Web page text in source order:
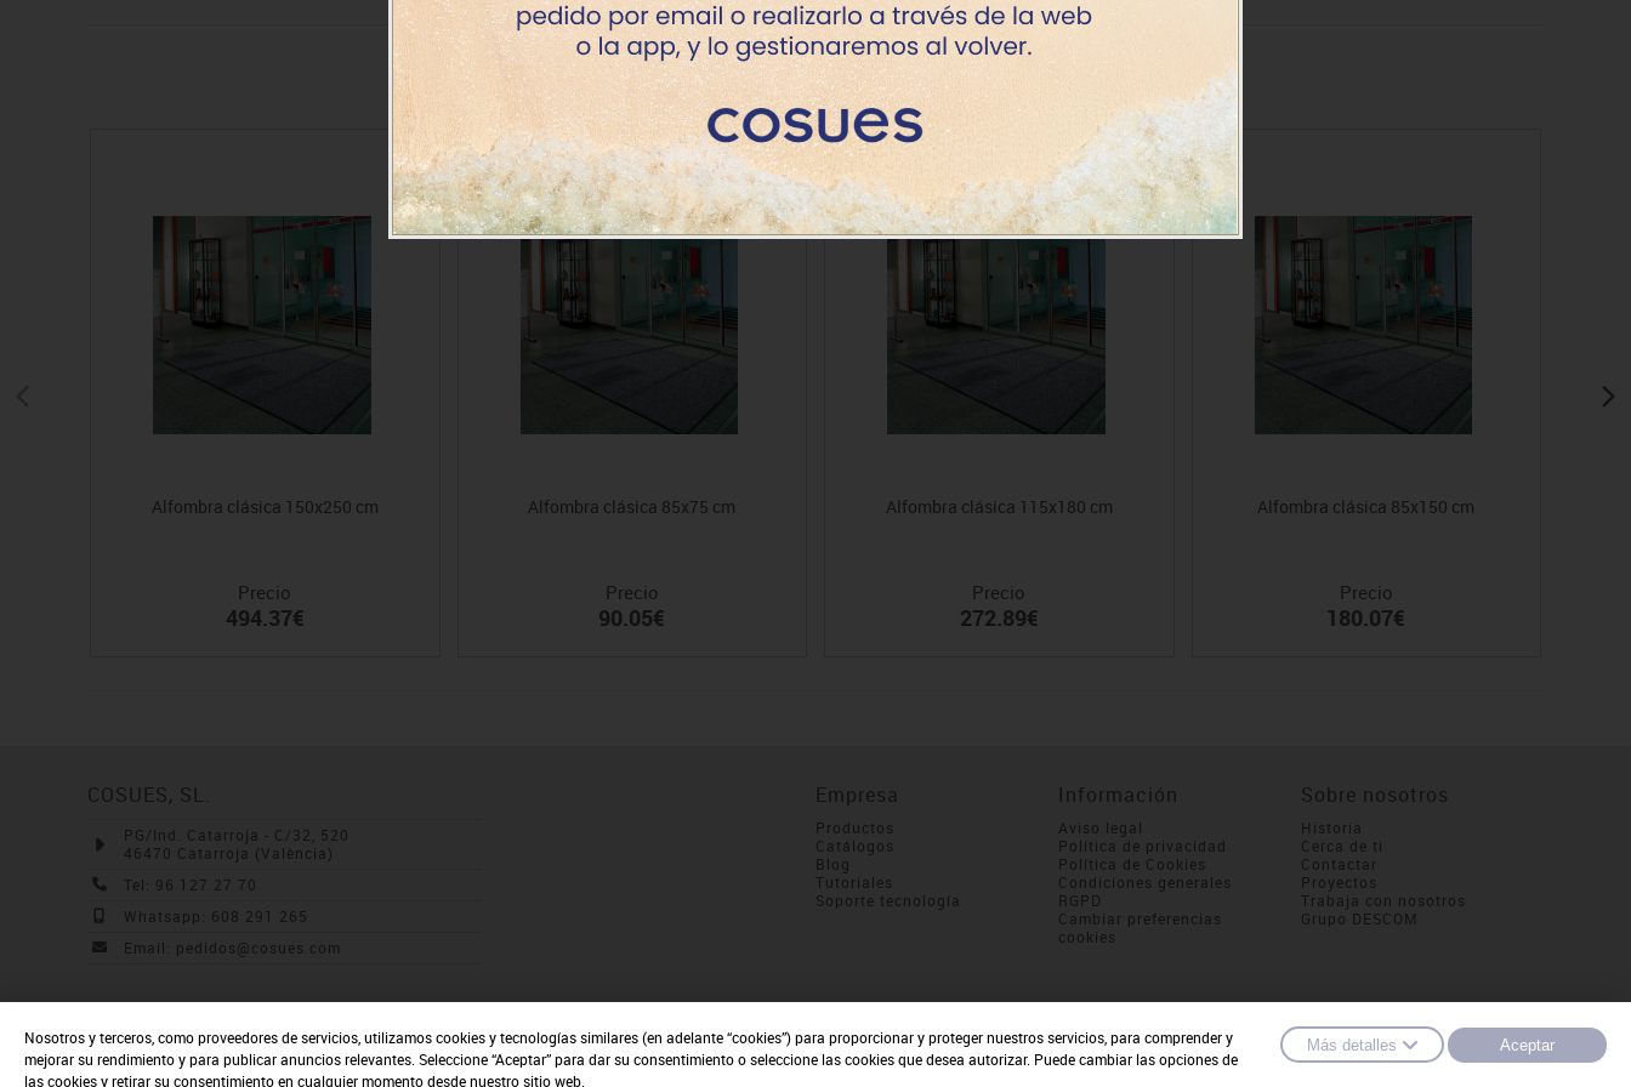
Productos de la misma categoría
Alfombra clásica 150x250 cm
Precio
494.37€
Alfombra clásica 85x75 cm
Precio
90.05€
Alfombra clásica 115x180 cm
Precio
272.89€
Alfombra clásica 85x150 cm
Precio
180.07€
COSUES, SL.
PG/Ind. Catarroja - C/32, 520
46470 Catarroja (València)
Tel: 96 127 27 70
Whatsapp: 608 291 265
Email: pedidos@cosues.com
Empresa
Productos
Catálogos
Blog
Tutoriales
Soporte tecnología
Información
Aviso legal
Política de privacidad
Política de Cookies
Condiciones generales
RGPD
Cambiar preferencias
cookies
Sobre nosotros
Historia
Cerca de ti
Contactar
Proyectos
Trabaja con nosotros
Grupo DESCOM
Nosotros y terceros, como proveedores de servicios, utilizamos cookies y tecnologías similares (en adelante “cookies”) para proporcionar y proteger nuestros servicios, para comprender y
mejorar su rendimiento y para publicar anuncios relevantes. Seleccione “Aceptar” para dar su consentimiento o seleccione las cookies que desea autorizar. Puede cambiar las opciones de
las cookies y retirar su consentimiento en cualquier momento desde nuestro sitio web.
Más detalles Aceptar